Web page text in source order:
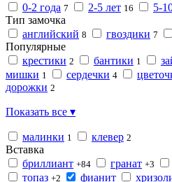
0-2 года 7 2-5 лет 16 5-
Тип замочка
английский 8 гвоздики 7
Популярные
крестики 2 бантики 1
мишки 1 сердечки 4
дорожки 2
Показать все ▾
малинки 1 клевер 2
Вставка
бриллиант +84 гранат +3
топаз +2 фианит